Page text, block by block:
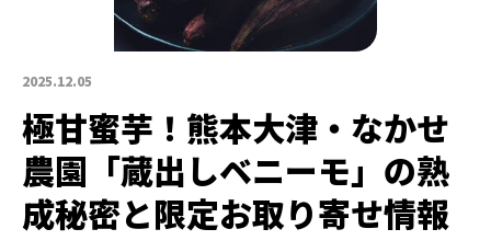
2025.12.05
極甘蜜芋！熊本大津・なかせ
農園「蔵出しベニーモ」の熟
成秘密と限定お取り寄せ情報